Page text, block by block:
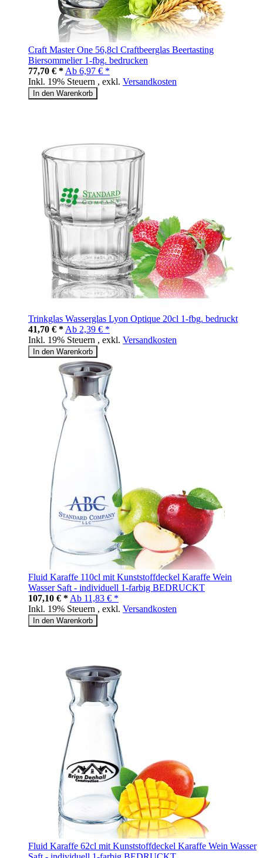
Craft Master One 56,8cl Craftbeerglas Beertasting
Biersommelier 1-fbg. bedrucken
77,70 € * Ab 6,97 € *
Inkl. 19% Steuern , exkl. Versandkosten
In den Warenkorb
Trinkglas Wasserglas Lyon Optique 20cl 1-fbg. bedruckt
41,70 € * Ab 2,39 € *
Inkl. 19% Steuern , exkl. Versandkosten
In den Warenkorb
Fluid Karaffe 110cl mit Kunststoffdeckel Karaffe Wein
Wasser Saft - individuell 1-farbig BEDRUCKT
107,10 € * Ab 11,83 € *
Inkl. 19% Steuern , exkl. Versandkosten
In den Warenkorb
Fluid Karaffe 62cl mit Kunststoffdeckel Karaffe Wein Wasser